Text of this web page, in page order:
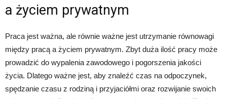
a życiem prywatnym
Praca jest ważna, ale równie ważne jest utrzymanie równowagi
między pracą a życiem prywatnym. Zbyt duża ilość pracy może
prowadzić do wypalenia zawodowego i pogorszenia jakości
życia. Dlatego ważne jest, aby znaleźć czas na odpoczynek,
spędzanie czasu z rodziną i przyjaciółmi oraz rozwijanie swoich